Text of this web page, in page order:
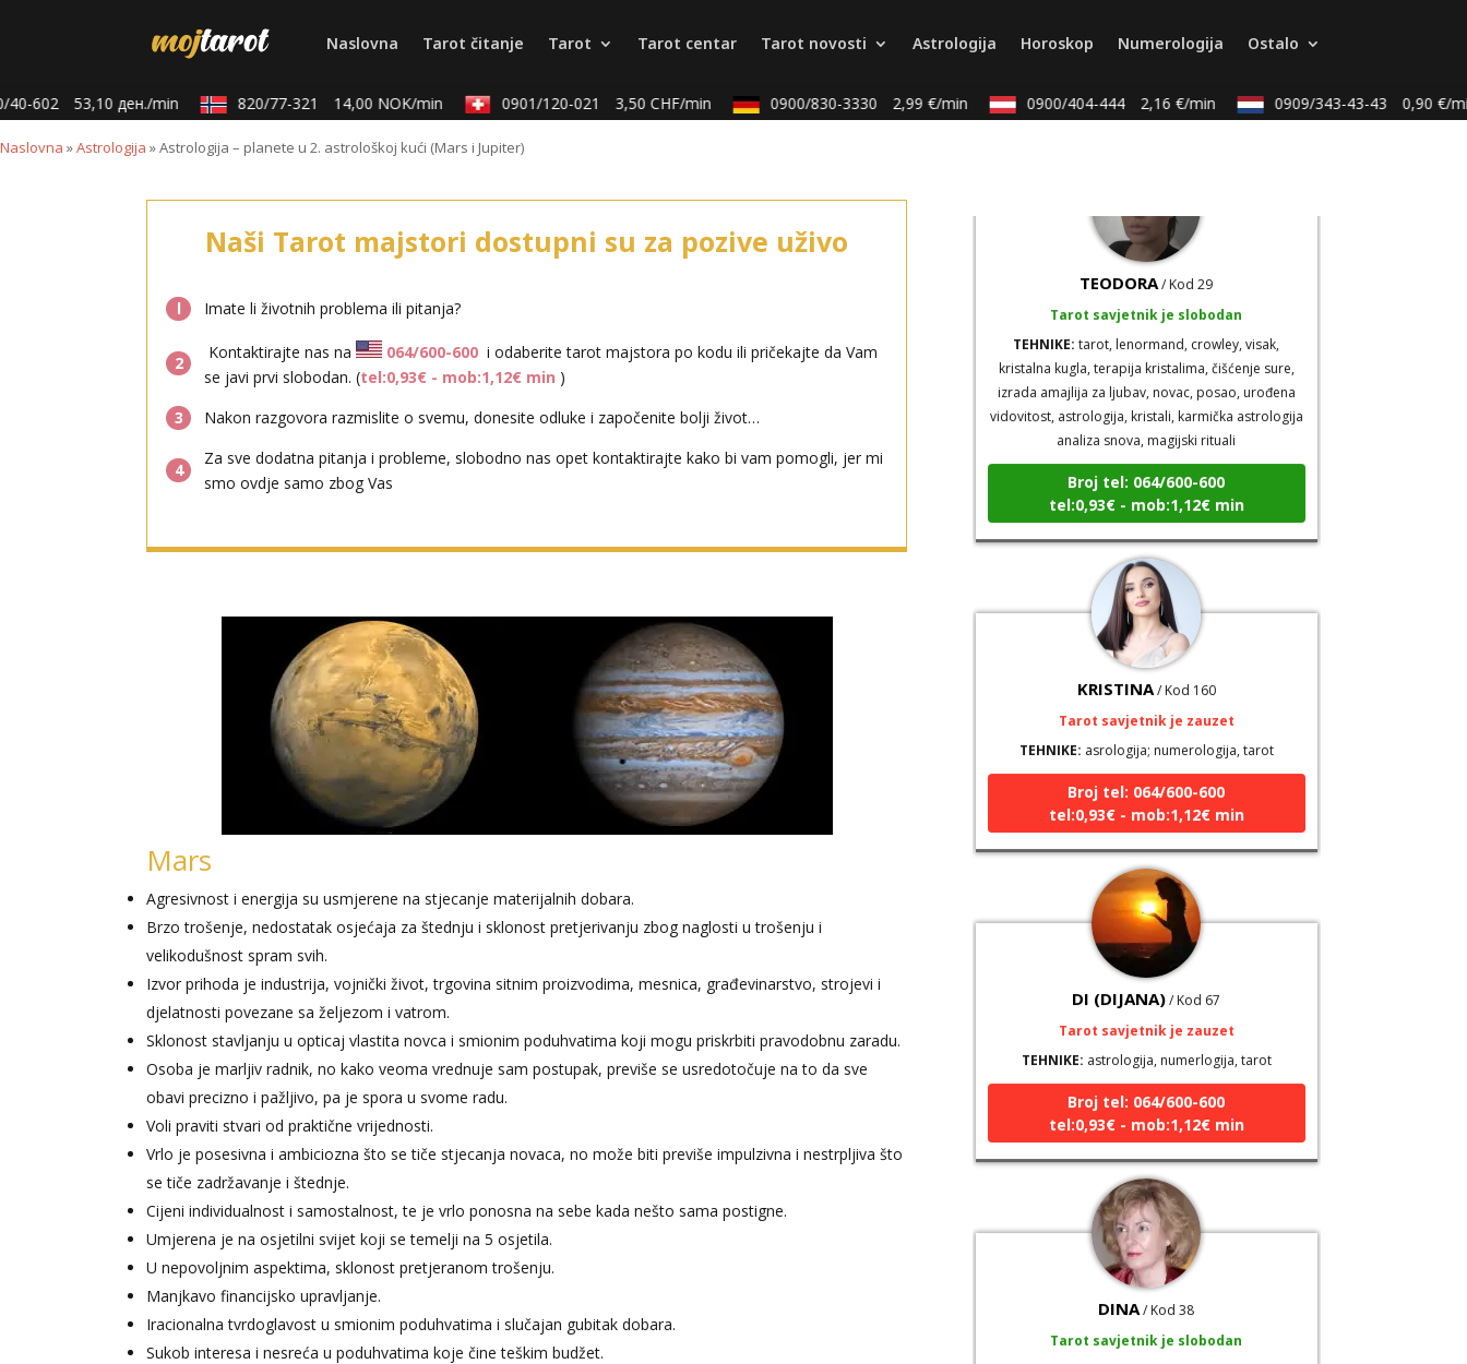
Naslovna Tarot čitanje Tarot Tarot centar Tarot novosti Astrologija Horoskop Numerologija Ostalo
602 53,10 ден./min 820/77-321 14,00 NOK/min 0901/120-021 3,50 CHF/min 0900/830-3330 2,99 €/min 0900/404-444 2,16 €/min 0909/343-43-43 0,90 €/min
Naslovna »Astrologija »Astrologija – planete u 2. astrološkoj kući (Mars i Jupiter)
Naši Tarot majstori dostupni su za pozive uživo
l Imate li životnih problema ili pitanja?
2
Kontaktirajte nas na 064/600-600 i odaberite tarot majstora po kodu ili pričekajte da Vam
se javi prvi slobodan. (tel:0,93€ - mob:1,12€ min )
3
Nakon razgovora razmislite o svemu, donesite odluke i započenite bolji život…
4
Za sve dodatna pitanja i probleme, slobodno nas opet kontaktirajte kako bi vam pomogli, jer mi
smo ovdje samo zbog Vas
Mars
Agresivnost i energija su usmjerene na stjecanje materijalnih dobara.
Brzo trošenje, nedostatak osjećaja za štednju i sklonost pretjerivanju zbog naglosti u trošenju i
velikodušnost spram svih.
Izvor prihoda je industrija, vojnički život, trgovina sitnim proizvodima, mesnica, građevinarstvo, strojevi i
djelatnosti povezane sa željezom i vatrom.
Sklonost stavljanju u opticaj vlastita novca i smionim poduhvatima koji mogu priskrbiti pravodobnu zaradu.
Osoba je marljiv radnik, no kako veoma vrednuje sam postupak, previše se usredotočuje na to da sve
obavi precizno i pažljivo, pa je spora u svome radu.
Voli praviti stvari od praktične vrijednosti.
Vrlo je posesivna i ambiciozna što se tiče stjecanja novaca, no može biti previše impulzivna i nestrpljiva što
se tiče zadržavanje i štednje.
Cijeni individualnost i samostalnost, te je vrlo ponosna na sebe kada nešto sama postigne.
Umjerena je na osjetilni svijet koji se temelji na 5 osjetila.
U nepovoljnim aspektima, sklonost pretjeranom trošenju.
Manjkavo financijsko upravljanje.
Iracionalna tvrdoglavost u smionim poduhvatima i slučajan gubitak dobara.
Sukob interesa i nesreća u poduhvatima koje čine teškim budžet.
Broj tel: 064/600-600
TEODORA/ Kod 29
Tarot savjetnik je slobodan
TEHNIKE:tarot, lenormand, crowley, visak,
kristalna kugla, terapija kristalima, čišćenje sure,
izrada amajlija za ljubav, novac, posao, urođena
vidovitost, astrologija, kristali, karmička astrologija
analiza snova, magijski rituali
tel:0,93€ - mob:1,12€ min
KRISTINA/ Kod 160
Tarot savjetnik je zauzet
TEHNIKE:asrologija; numerologija, tarot
tel:0,93€ - mob:1,12€ min
DI (DIJANA)/ Kod 67
Tarot savjetnik je zauzet
TEHNIKE:astrologija, numerlogija, tarot
tel:0,93€ - mob:1,12€ min
DINA/ Kod 38
Tarot savjetnik je slobodan
TEHNIKE:numerologija, tarot, sudbinske karte